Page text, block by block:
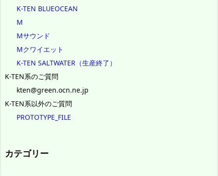
K-TEN BLUEOCEAN
M
Mサウンド
Mクワイエット
K-TEN SALTWATER（生産終了）
K-TEN系のご質問
kten@green.ocn.ne.jp
K-TEN系以外のご質問
PROTOTYPE_FILE
カテゴリー